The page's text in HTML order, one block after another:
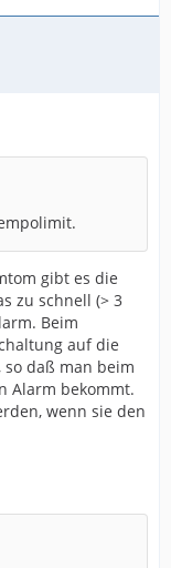
gibt es die
zu schnell (> 3
Beim
auf die
daß man beim
Alarm bekommt.
wenn sie den